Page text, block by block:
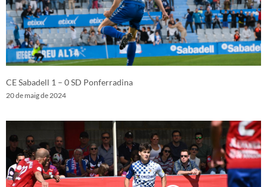
CE Sabadell 1 – 0 SD Ponferradina
20 de maig de 2024